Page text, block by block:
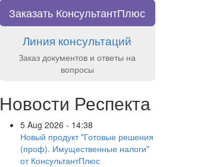
Заказать КонсультантПлюс
Линия консультаций
Заказ документов и ответы на
вопросы
Новости Респекта
5 Aug 2026 - 14:38
Новый продукт "Готовые решения
(проф). Имущественные налоги"
от КонсультантПлюс